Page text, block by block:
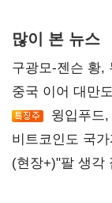
많이 본 뉴스
구광모-젠슨 황,
중국 이어 대만
윙입푸드
비트코인도 국
숙제
(현장+)"팔 생각